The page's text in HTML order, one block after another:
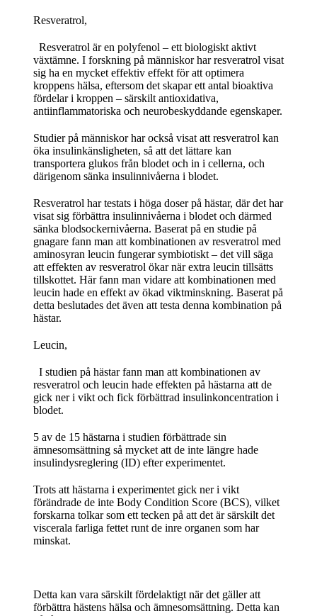
Resveratrol,
Resveratrol är en polyfenol – ett biologiskt aktivt
växtämne. I forskning på människor har resveratrol visat
sig ha en mycket effektiv effekt för att optimera
kroppens hälsa, eftersom det skapar ett antal bioaktiva
fördelar i kroppen – särskilt antioxidativa,
antiinflammatoriska och neurobeskyddande egenskaper.
Studier på människor har också visat att resveratrol kan
öka insulinkänsligheten, så att det lättare kan
transportera glukos från blodet och in i cellerna, och
därigenom sänka insulinnivåerna i blodet.
Resveratrol har testats i höga doser på hästar, där det har
visat sig förbättra insulinnivåerna i blodet och därmed
sänka blodsockernivåerna. Baserat på en studie på
gnagare fann man att kombinationen av resveratrol med
aminosyran leucin fungerar symbiotiskt – det vill säga
att effekten av resveratrol ökar när extra leucin tillsätts
tillskottet. Här fann man vidare att kombinationen med
leucin hade en effekt av ökad viktminskning. Baserat på
detta beslutades det även att testa denna kombination på
hästar.
Leucin,
I studien på hästar fann man att kombinationen av
resveratrol och leucin hade effekten på hästarna att de
gick ner i vikt och fick förbättrad insulinkoncentration i
blodet.
5 av de 15 hästarna i studien förbättrade sin
ämnesomsättning så mycket att de inte längre hade
insulindysreglering (ID) efter experimentet.
Trots att hästarna i experimentet gick ner i vikt
förändrade de inte Body Condition Score (BCS), vilket
forskarna tolkar som ett tecken på att det är särskilt det
viscerala farliga fettet runt de inre organen som har
minskat.
Detta kan vara särskilt fördelaktigt när det gäller att
förbättra hästens hälsa och ämnesomsättning. Detta kan